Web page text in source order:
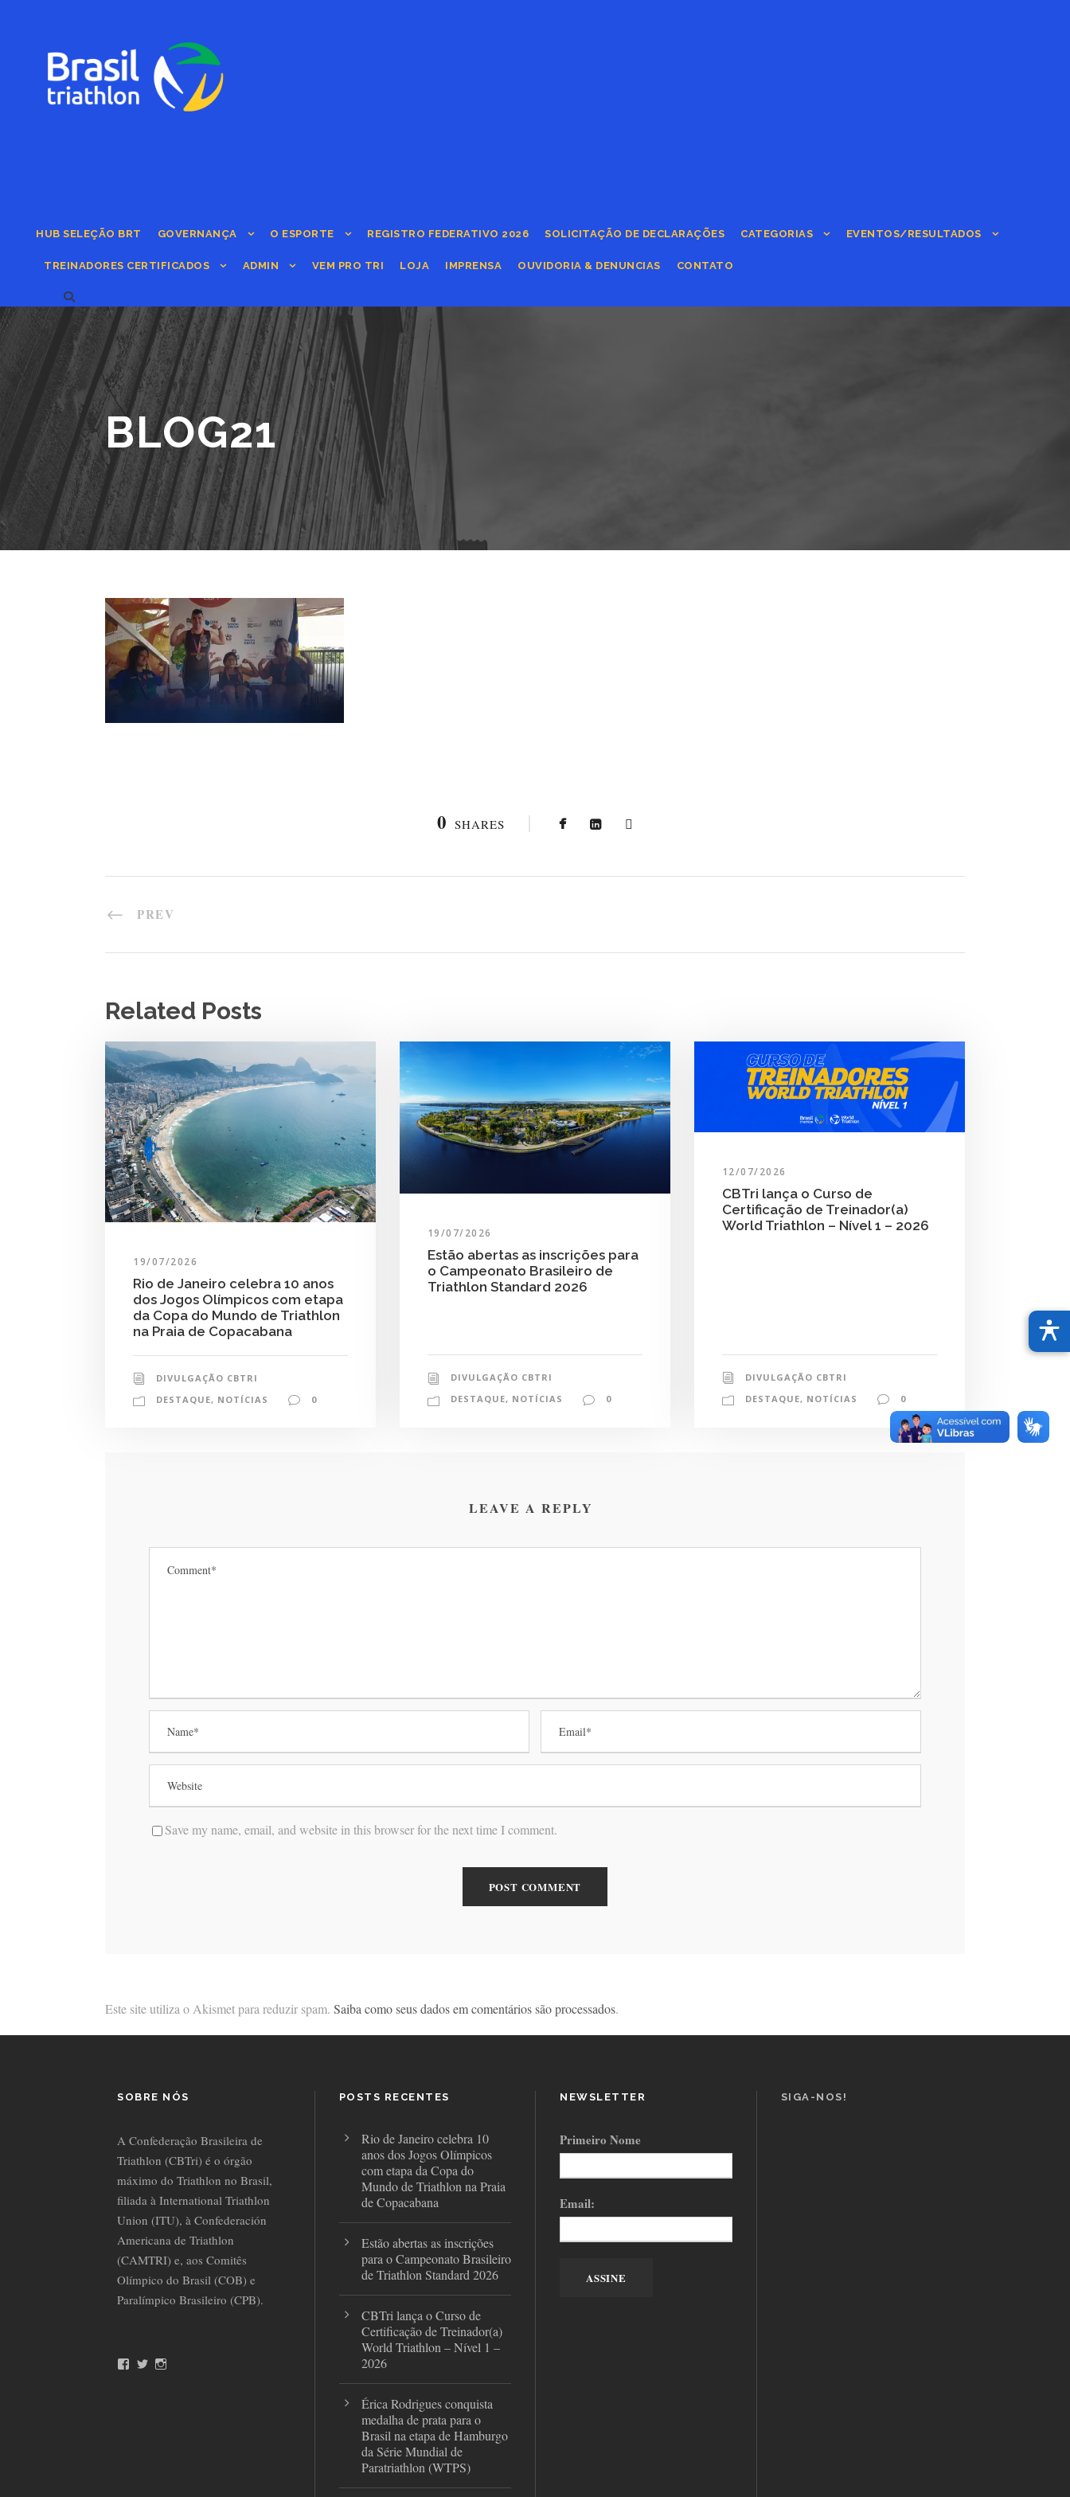
HUB SELEÇÃO BRT GOVERNANÇA O ESPORTE REGISTRO FEDERATIVO 2026 SOLICITAÇÃO DE DECLARAÇÕES CATEGORIAS EVENTOS/RESULTADOS
TREINADORES CERTIFICADOS ADMIN VEM PRO TRI LOJA IMPRENSA OUVIDORIA & DENUNCIAS CONTATO
BLOG21
0 SHARES
PREV
Related Posts
19/07/2026
Rio de Janeiro celebra 10 anos
dos Jogos Olímpicos com etapa
da Copa do Mundo de Triathlon
na Praia de Copacabana
DIVULGAÇÃO CBTRI
DESTAQUE, NOTÍCIAS 0
19/07/2026
Estão abertas as inscrições para
o Campeonato Brasileiro de
Triathlon Standard 2026
DIVULGAÇÃO CBTRI
DESTAQUE, NOTÍCIAS 0
12/07/2026
CBTri lança o Curso de
Certificação de Treinador(a)
World Triathlon – Nível 1 – 2026
DIVULGAÇÃO CBTRI
DESTAQUE, NOTÍCIAS 0
LEAVE A REPLY
Save my name, email, and website in this browser for the next time I comment.
Este site utiliza o Akismet para reduzir spam. Saiba como seus dados em comentários são processados.
SOBRE NÓS
A Confederação Brasileira de
Triathlon (CBTri) é o órgão
máximo do Triathlon no Brasil,
filiada à International Triathlon
Union (ITU), à Confederación
Americana de Triathlon
(CAMTRI) e, aos Comitês
Olímpico do Brasil (COB) e
Paralímpico Brasileiro (CPB).
T
POSTS RECENTES
Rio de Janeiro celebra 10
anos dos Jogos Olímpicos
com etapa da Copa do
Mundo de Triathlon na Praia
de Copacabana
Estão abertas as inscrições
para o Campeonato Brasileiro
de Triathlon Standard 2026
CBTri lança o Curso de
Certificação de Treinador(a)
World Triathlon – Nível 1 –
2026
Érica Rodrigues conquista
medalha de prata para o
Brasil na etapa de Hamburgo
da Série Mundial de
Paratriathlon (WTPS)
NEWSLETTER
Primeiro Nome
Email:
SIGA-NOS!